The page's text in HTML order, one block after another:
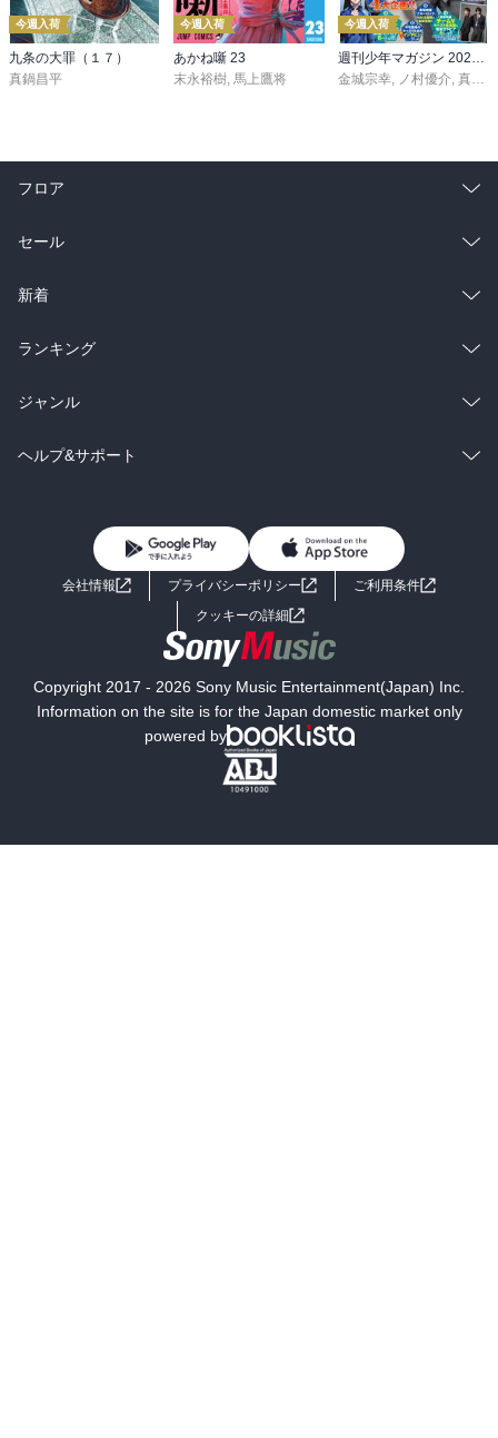
今週入荷
九条の大罪（１７）
真鍋昌平
今週入荷
あかね噺 23
末永裕樹 馬上鷹将
今週入荷
金城宗幸
ノ村優介 真島ヒロ
フロア
総合
ラノベ
雑誌・グラビア
BL・TL
セール
総合
ラノベ
雑誌・グラビア
BL・TL
新着
総合
ラノベ
雑誌・グラビア
ランキング
総合
ラノベ
ジャンル
コミック
ライトノベル 男子向けラノベ
小説
海外小説
ミステリー SF
文学
ヘルプ&サポート
よくあるご質問 お問い合わせ
会社情報 プライバシーポリシー
ご利用条件
クッキーの詳細
Copyright 2017 - 2026 Sony Music Entertainment(Japan) Inc.
Information on the site is for the Japan domestic market only
powered by